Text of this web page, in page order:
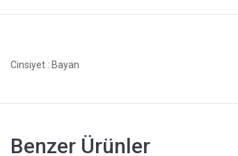
Cinsiyet : Bayan
Benzer Ürünler